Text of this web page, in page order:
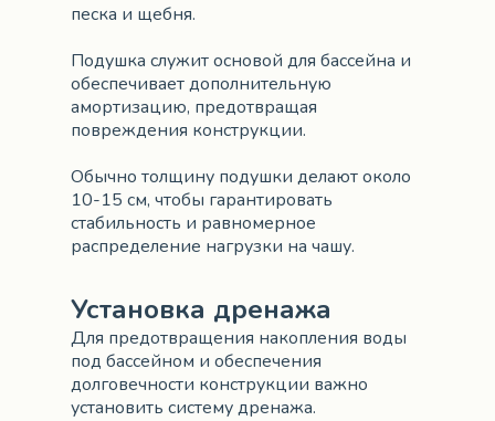
песка и щебня.
Подушка служит основой для бассейна и
обеспечивает дополнительную
амортизацию, предотвращая
повреждения конструкции.
Обычно толщину подушки делают около
10-15 см, чтобы гарантировать
стабильность и равномерное
распределение нагрузки на чашу.
Установка дренажа
Для предотвращения накопления воды
под бассейном и обеспечения
долговечности конструкции важно
установить систему дренажа.